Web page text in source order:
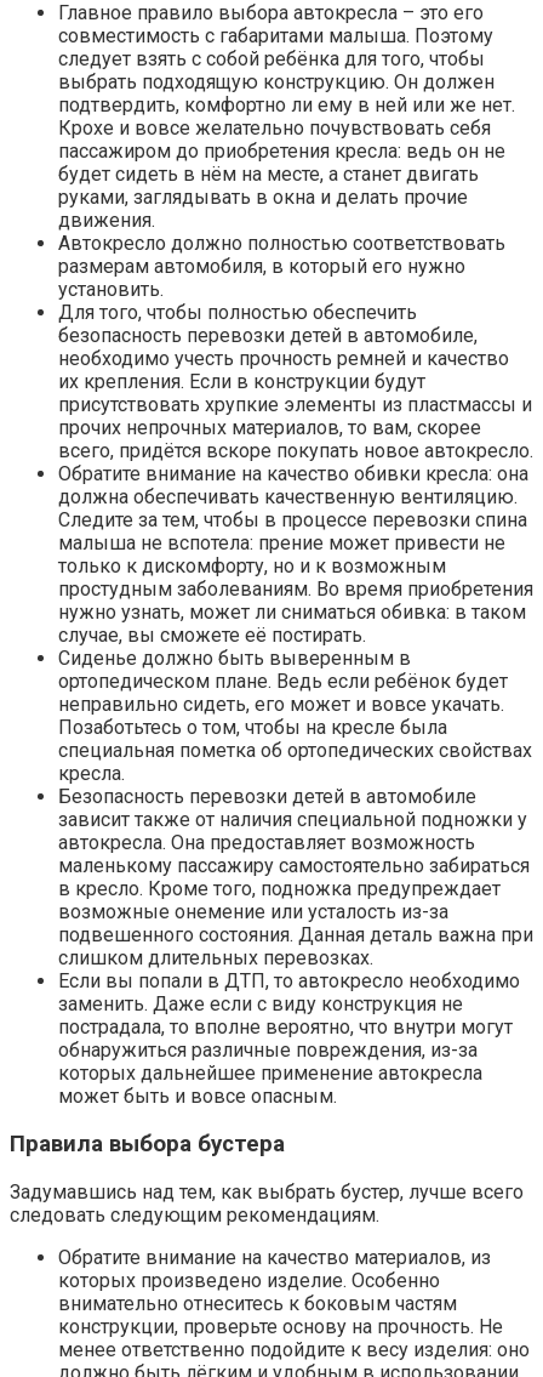
Главное правило выбора автокресла – это его
совместимость с габаритами малыша. Поэтому
следует взять с собой ребёнка для того, чтобы
выбрать подходящую конструкцию. Он должен
подтвердить, комфортно ли ему в ней или же нет.
Крохе и вовсе желательно почувствовать себя
пассажиром до приобретения кресла: ведь он не
будет сидеть в нём на месте, а станет двигать
руками, заглядывать в окна и делать прочие
движения.
Автокресло должно полностью соответствовать
размерам автомобиля, в который его нужно
установить.
Для того, чтобы полностью обеспечить
безопасность перевозки детей в автомобиле,
необходимо учесть прочность ремней и качество
их крепления. Если в конструкции будут
присутствовать хрупкие элементы из пластмассы и
прочих непрочных материалов, то вам, скорее
всего, придётся вскоре покупать новое автокресло.
Обратите внимание на качество обивки кресла: она
должна обеспечивать качественную вентиляцию.
Следите за тем, чтобы в процессе перевозки спина
малыша не вспотела: прение может привести не
только к дискомфорту, но и к возможным
простудным заболеваниям. Во время приобретения
нужно узнать, может ли сниматься обивка: в таком
случае, вы сможете её постирать.
Сиденье должно быть выверенным в
ортопедическом плане. Ведь если ребёнок будет
неправильно сидеть, его может и вовсе укачать.
Позаботьтесь о том, чтобы на кресле была
специальная пометка об ортопедических свойствах
кресла.
Безопасность перевозки детей в автомобиле
зависит также от наличия специальной подножки у
автокресла. Она предоставляет возможность
маленькому пассажиру самостоятельно забираться
в кресло. Кроме того, подножка предупреждает
возможные онемение или усталость из-за
подвешенного состояния. Данная деталь важна при
слишком длительных перевозках.
Если вы попали в ДТП, то автокресло необходимо
заменить. Даже если с виду конструкция не
пострадала, то вполне вероятно, что внутри могут
обнаружиться различные повреждения, из-за
которых дальнейшее применение автокресла
может быть и вовсе опасным.
Правила выбора бустера
Задумавшись над тем, как выбрать бустер, лучше всего
следовать следующим рекомендациям.
Обратите внимание на качество материалов, из
которых произведено изделие. Особенно
внимательно отнеситесь к боковым частям
конструкции, проверьте основу на прочность. Не
менее ответственно подойдите к весу изделия: оно
должно быть лёгким и удобным в использовании.